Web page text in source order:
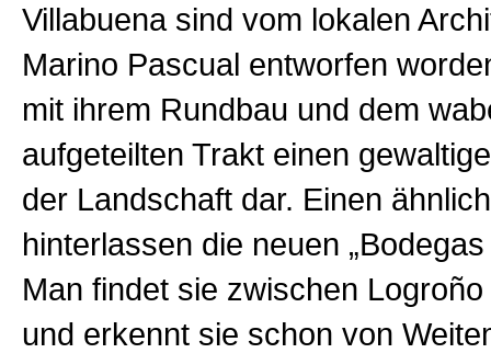
Villabuena sind vom lokalen
Marino Pascual entworfen
mit ihrem Rundbau und dem
aufgeteilten Trakt einen
der Landschaft dar. Einen
hinterlassen die neuen „Bodegas
Man findet sie zwischen
und erkennt sie schon von